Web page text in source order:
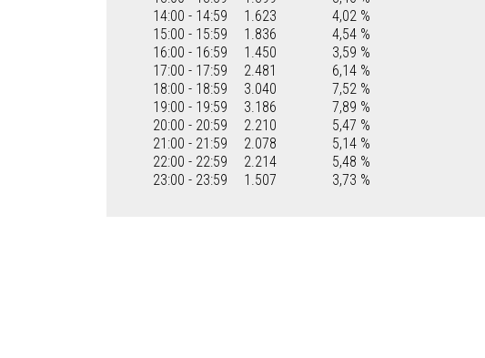
14:00 - 14:59
1.623 4,02 %
15:00 - 15:59
1.836 4,54 %
16:00 - 16:59
1.450 3,59 %
17:00 - 17:59
2.481 6,14 %
18:00 - 18:59
3.040 7,52 %
19:00 - 19:59
3.186 7,89 %
20:00 - 20:59
2.210 5,47 %
21:00 - 21:59
2.078 5,14 %
22:00 - 22:59
2.214 5,48 %
23:00 - 23:59
1.507 3,73 %